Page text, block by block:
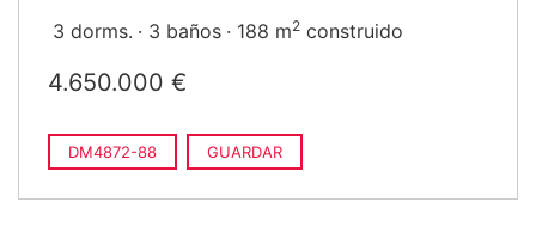
3 dorms. 3 baños 188 m2 construido
4.650.000 €
DM4872-88 GUARDAR